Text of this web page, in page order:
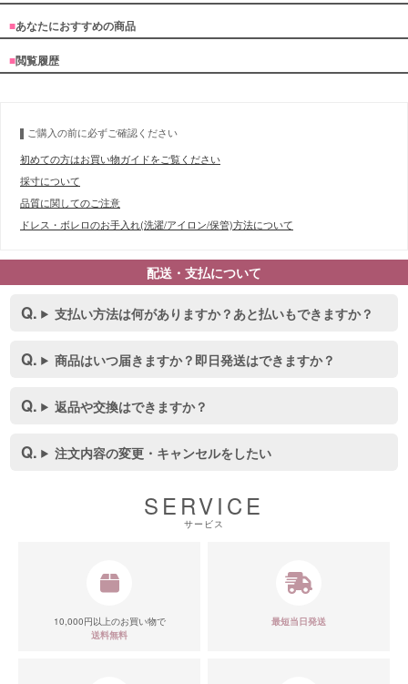
■あなたにおすすめの商品
■閲覧履歴
ご購入の前に必ずご確認ください
初めての方はお買い物ガイドをご覧ください
採寸について
品質に関してのご注意
ドレス・ボレロのお手入れ(洗濯/アイロン/保管)方法について
配送・支払について
支払い方法は何がありますか？あと払いもできますか？
商品はいつ届きますか？即日発送はできますか？
返品や交換はできますか？
注文内容の変更・キャンセルをしたい
SERVICE
サービス
10,000円以上のお買い物で
送料無料
最短当日発送